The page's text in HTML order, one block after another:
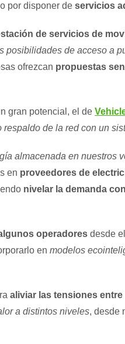
por disponer de servicios
de servicios de
posibilidades de acceso a
ofrezcan propuestas
gran potencial, el de
de la red con un
almacenada en nuestros
en proveedores de
nivelar la demanda
operadores desde
en modelos
aliviar las tensiones
a distintos niveles, desde